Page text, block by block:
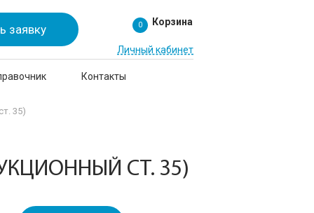
заявку
Корзина
0
Личный кабинет
Контакты
35)
СТ. 35)